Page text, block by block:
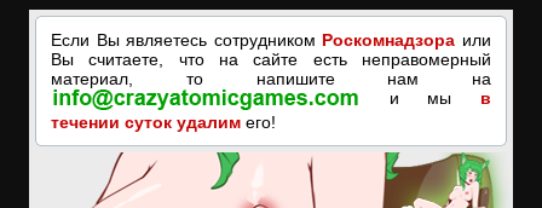
Если Вы являетесь сотрудником Роскомнадзора или
Вы считаете, что на сайте есть неправомерный
материал, то напишите нам на
и мы в
течении суток удалим его!